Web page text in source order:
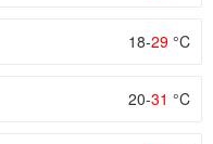
18-29 °C
20-31 °C